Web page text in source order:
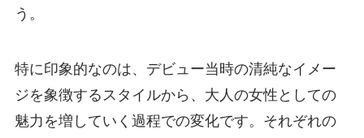
う。
特に印象的なのは、デビュー当時の清純なイメー
ジを象徴するスタイルから、大人の女性としての
魅力を増していく過程での変化です。それぞれの